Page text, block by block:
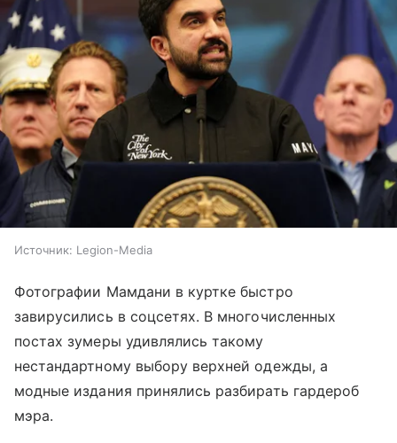
Источник: Legion-Media
Фотографии Мамдани в куртке быстро
завирусились в соцсетях. В многочисленных
постах зумеры удивлялись такому
нестандартному выбору верхней одежды, а
модные издания принялись разбирать гардероб
мэра.